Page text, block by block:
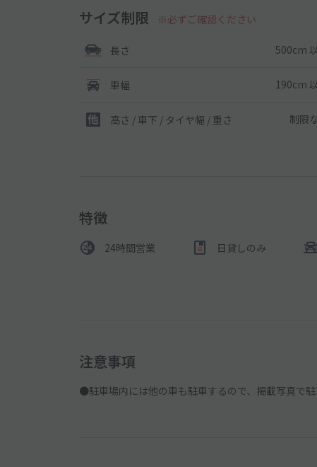
サイズ制限 ※必ずご確認ください
長さ 500cm
車幅 190cm
高さ / 車下 / タイヤ幅 / 重さ 制限
特徴
24時間営業 日貸しのみ
注意事項
●駐車場内には他の車も駐車するので、掲載写真で駐